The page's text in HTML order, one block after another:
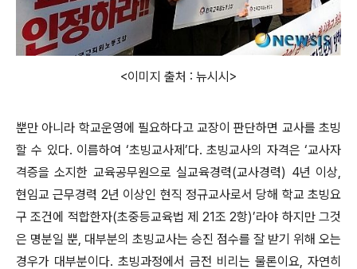
<이미지 출처 : 뉴시시>
뿐만 아니라 학교운영에 필요하다고 교장이 판단하면 교사를 초빙
할 수 있다. 이름하여 ‘초빙교사제’다. 초빙교사의 자격은 ‘교사자
격증을 소지한 교육공무원으로 실교육경력(교사경력) 4년 이상,
현임교 근무경력 2년 이상인 현직 정규교사로서 당해 학교 초빙요
구 조건에 적합한자(초중등교육법 제 21조 2항)’라야 하지만 그것
은 명분일 뿐, 대부분의 초빙교사는 승진 점수를 잘 받기 위해 오는
경우가 대부분이다. 초빙과정에서 금전 비리는 물론이요, 자연히